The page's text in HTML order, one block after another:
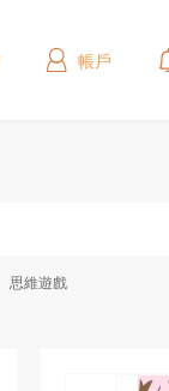
思維遊戲
帳戶